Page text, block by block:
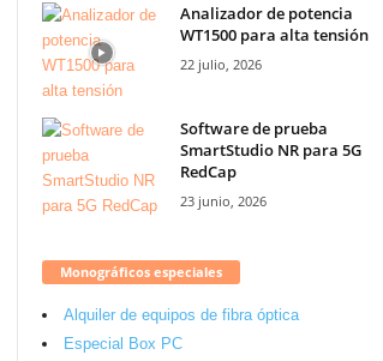
Analizador de potencia
WT1500 para alta tensión
22 julio, 2026
Software de prueba
SmartStudio NR para 5G
RedCap
23 junio, 2026
Monográficos especiales
Alquiler de equipos de fibra óptica
Especial Box PC